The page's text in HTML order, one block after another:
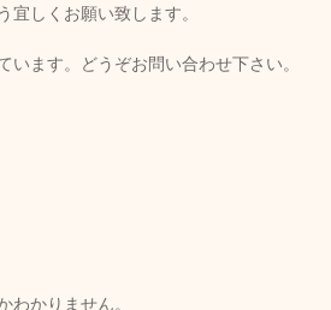
しくお願い致します。
ます。どうぞお問い合わせ下さい。
わかりません。